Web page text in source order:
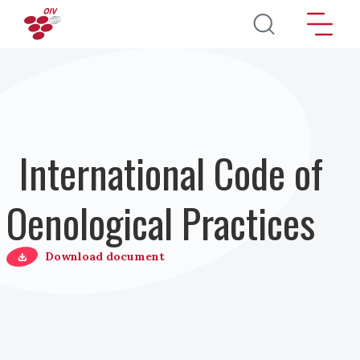
Pasar al contenido principal
International Code of
Oenological Practices
Download document